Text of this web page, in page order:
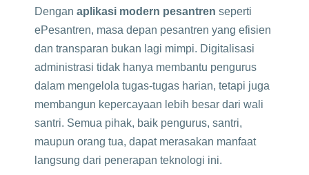
Dengan aplikasi modern pesantren seperti
ePesantren, masa depan pesantren yang efisien
dan transparan bukan lagi mimpi. Digitalisasi
administrasi tidak hanya membantu pengurus
dalam mengelola tugas-tugas harian, tetapi juga
membangun kepercayaan lebih besar dari wali
santri. Semua pihak, baik pengurus, santri,
maupun orang tua, dapat merasakan manfaat
langsung dari penerapan teknologi ini.